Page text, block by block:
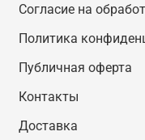
Согласие на
Политика
Публичная оферта
Контакты
Доставка